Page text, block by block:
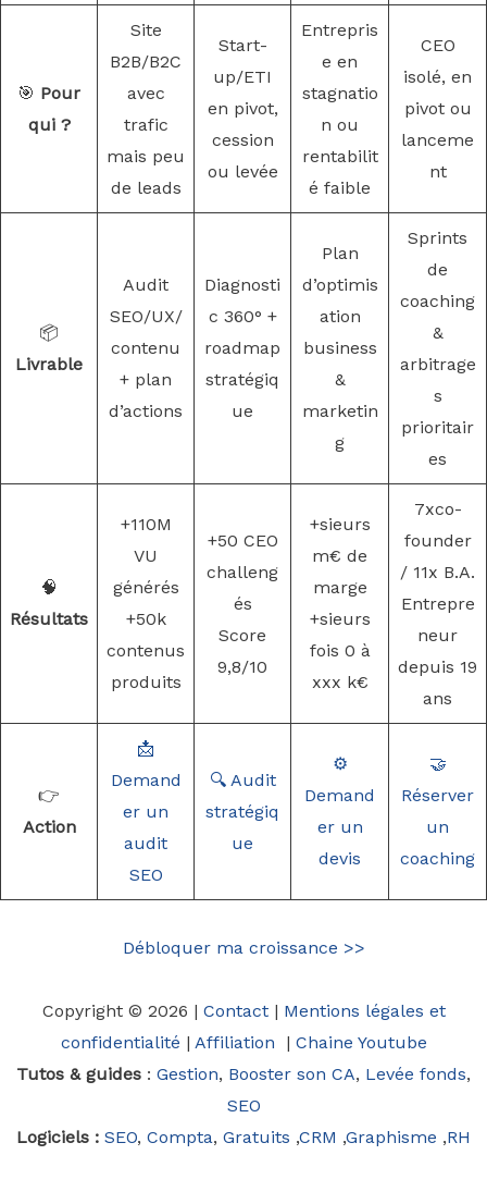
🎯 Pour
qui ?
Site
B2B/B2C
avec
trafic
mais peu
de leads
Start-
up/ETI
en pivot,
cession
ou levée
Entrepris
e en
stagnatio
n ou
rentabilit
é faible
CEO
isolé, en
pivot ou
lanceme
nt
📦
Livrable
Audit
SEO/UX/
contenu
+ plan
d’actions
Diagnosti
c 360° +
roadmap
stratégiq
ue
Plan
d’optimis
ation
business
&
marketin
g
Sprints
de
coaching
&
arbitrage
s
prioritair
es
🧠
Résultats
+110M
VU
générés
+50k
contenus
produits
+50 CEO
challeng
és
Score
9,8/10
+sieurs
m€ de
marge
+sieurs
fois 0 à
xxx k€
7xco-
founder
/ 11x B.A.
Entrepre
neur
depuis 19
ans
👉
Action
📩
Demand
er un
audit
SEO
🔍 Audit
stratégiq
ue
⚙️
Demand
er un
devis
🤝
Réserver
un
coaching
Débloquer ma croissance >>
Copyright © 2026 | Contact| Mentions légales et
confidentialité | Affiliation | Chaine Youtube
Tutos & guides : Gestion, Booster son CA, Levée fonds,
SEO
Logiciels : SEO, Compta, Gratuits ,CRM ,Graphisme ,RH